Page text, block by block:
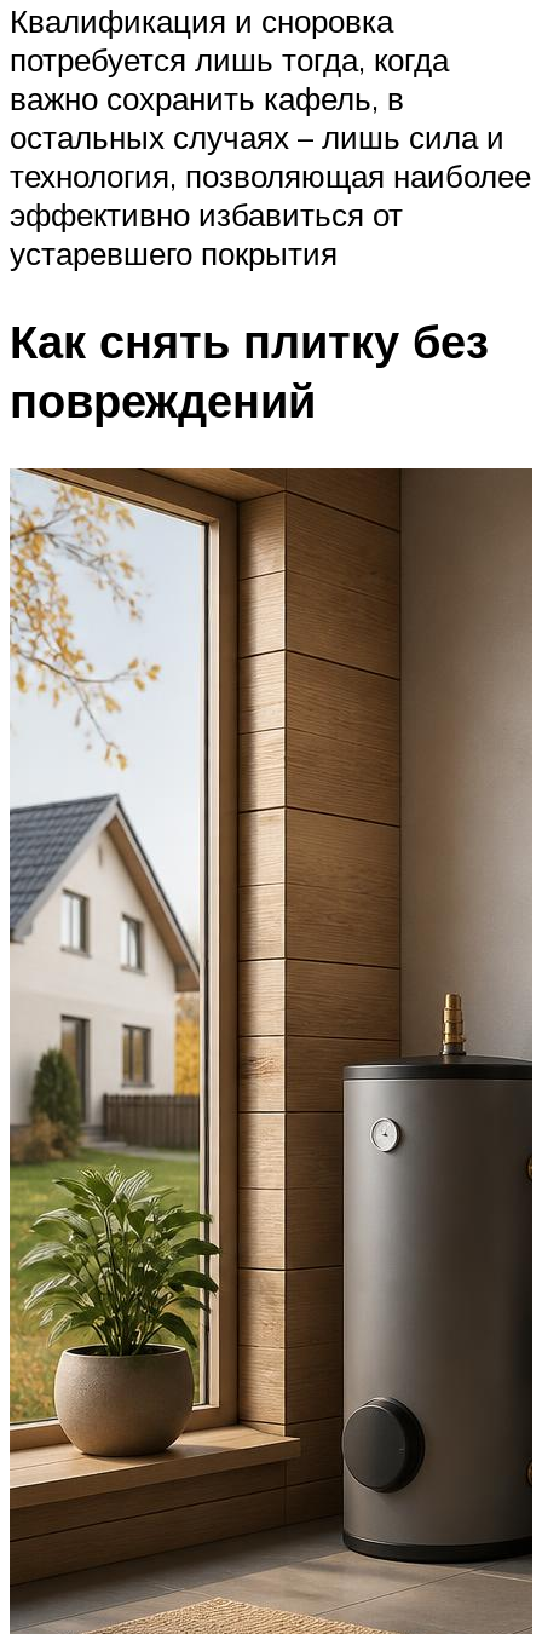
Квалификация и сноровка
потребуется лишь тогда, когда
важно сохранить кафель, в
остальных случаях – лишь сила и
технология, позволяющая наиболее
эффективно избавиться от
устаревшего покрытия
Как снять плитку без
повреждений